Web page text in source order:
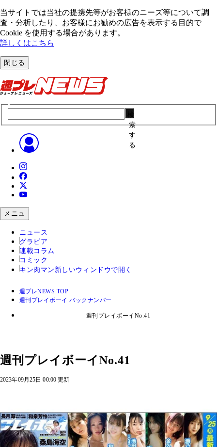
当サイトでは当社の提携先等がお客様のニーズ等について調
査・分析したり、お客様にお勧めの広告を表⽰する⽬的で
Cookie を使⽤する場合があります。
詳しくはこちら
閉じる
索
す
る
メニュ
ニュース
グラビア
連載コラム
コミック
キン肉マン 新しいウィンドウで開く
週プレNEWS TOP
週刊プレイボーイ バックナンバー
週刊プレイボーイNo.41
週刊プレイボーイNo.41
2023年09月25日 00:00 更新